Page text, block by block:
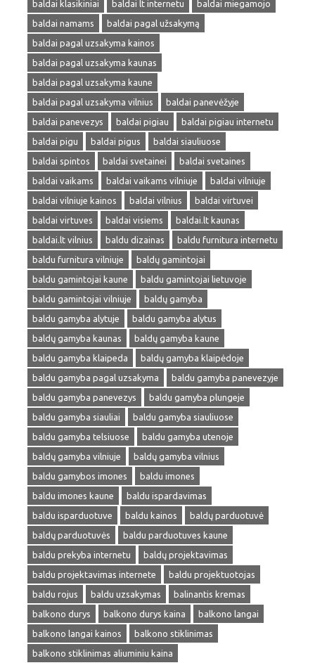
baldai klasikiniai baldai lt internetu
baldai miegamojo
baldai namams
baldai pagal užsakymą
baldai pagal uzsakyma kainos
baldai pagal uzsakyma kaunas
baldai pagal uzsakyma kaune
baldai pagal uzsakyma vilnius
baldai panevėžyje
baldai panevezys
baldai pigiau
baldai pigiau internetu
baldai pigu
baldai pigus
baldai siauliuose
baldai spintos
baldai svetainei
baldai svetaines
baldai vaikams
baldai vaikams vilniuje
baldai vilniuje
baldai vilniuje kainos
baldai vilnius
baldai virtuvei
baldai virtuves
baldai visiems
baldai.lt kaunas
baldai.lt vilnius
baldu dizainas
baldu furnitura internetu
baldu furnitura vilniuje
baldų gamintojai
baldu gamintojai kaune
baldu gamintojai lietuvoje
baldu gamintojai vilniuje
baldų gamyba
baldu gamyba alytuje
baldu gamyba alytus
baldų gamyba kaunas
baldų gamyba kaune
baldu gamyba klaipeda
baldų gamyba klaipėdoje
baldu gamyba pagal uzsakyma
baldu gamyba panevezyje
baldu gamyba panevezys
baldu gamyba plungeje
baldu gamyba siauliai
baldu gamyba siauliuose
baldu gamyba telsiuose
baldu gamyba utenoje
baldų gamyba vilniuje
baldų gamyba vilnius
baldu gamybos imones
baldu imones
baldu imones kaune
baldu ispardavimas
baldu isparduotuve
baldu kainos
baldų parduotuvė
baldų parduotuvės
baldu parduotuves kaune
baldu prekyba internetu
baldų projektavimas
baldu projektavimas internete
baldu projektuotojas
baldu rojus
baldu uzsakymas
balinantis kremas
balkono durys
balkono durys kaina
balkono langai
balkono langai kainos
balkono stiklinimas
balkono stiklinimas aliuminiu kaina